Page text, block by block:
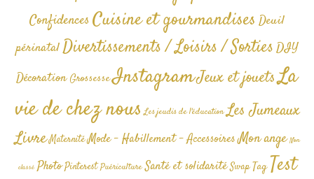
Confidences Cuisine et gourmandises Deuil
périnatalDivertissements / Loisirs / SortiesDIY
Décoration GrossesseInstagramJeux et jouetsLa
vie de chez nous Les jeudis de l'éducation Les Jumeaux
Livre Maternité Mode - Habillement - AccessoiresMon ange Non
classé Photo Pinterest Puériculture Santé et solidarité Swap TagTest